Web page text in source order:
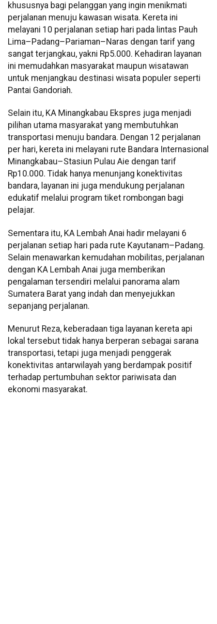
khususnya bagi pelanggan yang ingin menikmati
perjalanan menuju kawasan wisata. Kereta ini
melayani 10 perjalanan setiap hari pada lintas Pauh
Lima–Padang–Pariaman–Naras dengan tarif yang
sangat terjangkau, yakni Rp5.000. Kehadiran layanan
ini memudahkan masyarakat maupun wisatawan
untuk menjangkau destinasi wisata populer seperti
Pantai Gandoriah.
Selain itu, KA Minangkabau Ekspres juga menjadi
pilihan utama masyarakat yang membutuhkan
transportasi menuju bandara. Dengan 12 perjalanan
per hari, kereta ini melayani rute Bandara Internasional
Minangkabau–Stasiun Pulau Aie dengan tarif
Rp10.000. Tidak hanya menunjang konektivitas
bandara, layanan ini juga mendukung perjalanan
edukatif melalui program tiket rombongan bagi
pelajar.
Sementara itu, KA Lembah Anai hadir melayani 6
perjalanan setiap hari pada rute Kayutanam–Padang.
Selain menawarkan kemudahan mobilitas, perjalanan
dengan KA Lembah Anai juga memberikan
pengalaman tersendiri melalui panorama alam
Sumatera Barat yang indah dan menyejukkan
sepanjang perjalanan.
Menurut Reza, keberadaan tiga layanan kereta api
lokal tersebut tidak hanya berperan sebagai sarana
transportasi, tetapi juga menjadi penggerak
konektivitas antarwilayah yang berdampak positif
terhadap pertumbuhan sektor pariwisata dan
ekonomi masyarakat.